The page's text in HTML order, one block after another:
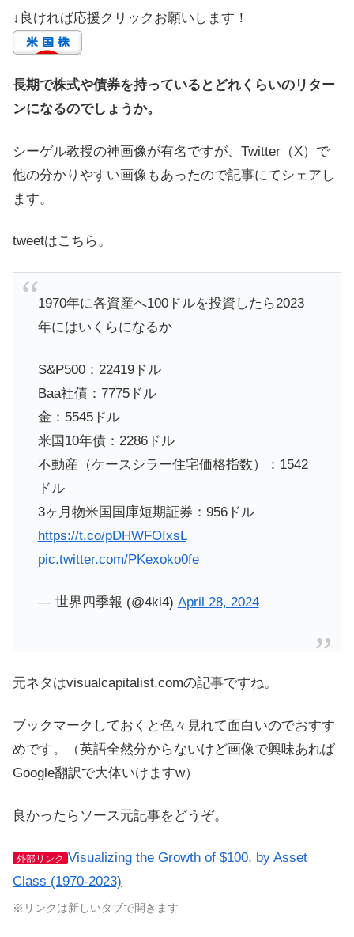
↓良ければ応援クリックお願いします！
長期で株式や債券を持っているとどれくらいのリター
ンになるのでしょうか。
シーゲル教授の神画像が有名ですが、Twitter（X）で
他の分かりやすい画像もあったので記事にてシェアし
ます。
tweetはこちら。
1970年に各資産へ100ドルを投資したら2023
年にはいくらになるか
S&P500：22419ドル
Baa社債：7775ドル
金：5545ドル
米国10年債：2286ドル
不動産（ケースシラー住宅価格指数）：1542
ドル
3ヶ月物米国国庫短期証券：956ドル
https://t.co/pDHWFOIxsL
pic.twitter.com/PKexoko0fe
— 世界四季報 (@4ki4) April 28, 2024
元ネタはvisualcapitalist.comの記事ですね。
ブックマークしておくと色々見れて面白いのでおすす
めです。（英語全然分からないけど画像で興味あれば
Google翻訳で大体いけますw）
良かったらソース元記事をどうぞ。
外部リンク Visualizing the Growth of $100, by Asset
Class (1970-2023)
※リンクは新しいタブで開きます